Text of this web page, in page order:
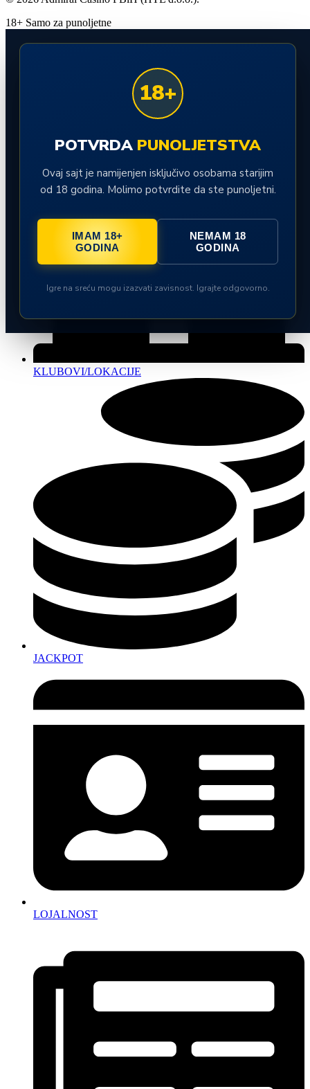
18+ Samo za punoljetne
18+
POTVRDA PUNOLJETSTVA
Ovaj sajt je namijenjen isključivo osobama starijim
od 18 godina. Molimo potvrdite da ste punoljetni.
IMAM 18+
GODINA
NEMAM 18
GODINA
Igre na sreću mogu izazvati zavisnost. Igrajte odgovorno.
KLUBOVI/LOKACIJE
JACKPOT
LOJALNOST